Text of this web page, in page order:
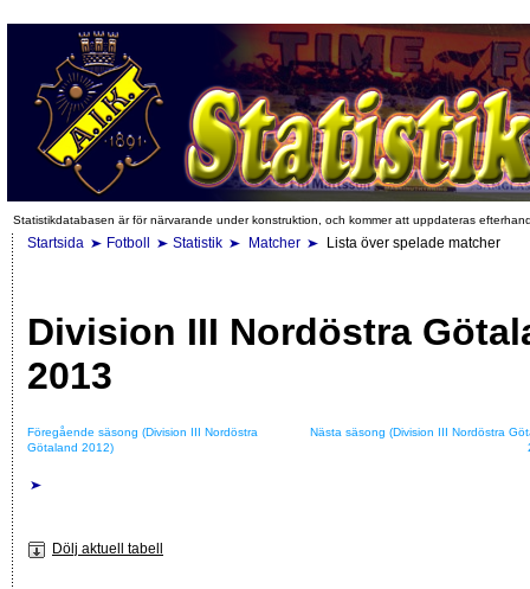
Statistikdatabasen är för närvarande under konstruktion, och kommer att uppdateras
Startsida Fotboll Statistik Matcher Lista över spelade matcher
Division III Nordöstra
2013
Föregående säsong (Division III Nordöstra
Götaland 2012)
Nästa säsong (Division III Nordöstra
Dölj aktuell tabell